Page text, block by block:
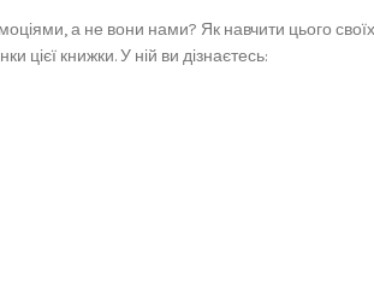
а не вони нами? Як навчити цього
цієї книжки. У ній ви дізнаєтесь: